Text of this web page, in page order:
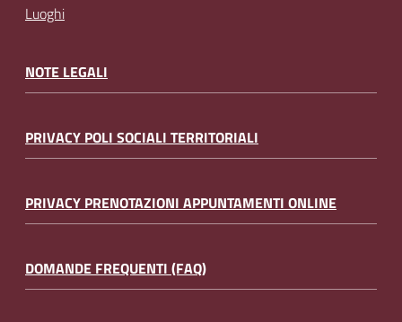
Luoghi
NOTE LEGALI
PRIVACY POLI SOCIALI TERRITORIALI
PRIVACY PRENOTAZIONI APPUNTAMENTI ONLINE
DOMANDE FREQUENTI (FAQ)